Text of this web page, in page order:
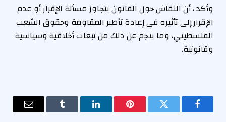
وأكد ، أن النقاش حول القانون يتجاوز مسألة الإقرار أو عدم
الإقرار إلى تأثيره في إعادة تأطير المقاومة وحقوق الشعب
الفلسطيني، وما ينجم عن ذلك من تبعات أخلاقية وسياسية
وقانونية.
فيسبوك تويتر بينتيريستلينكدإن Tumblr
البريد